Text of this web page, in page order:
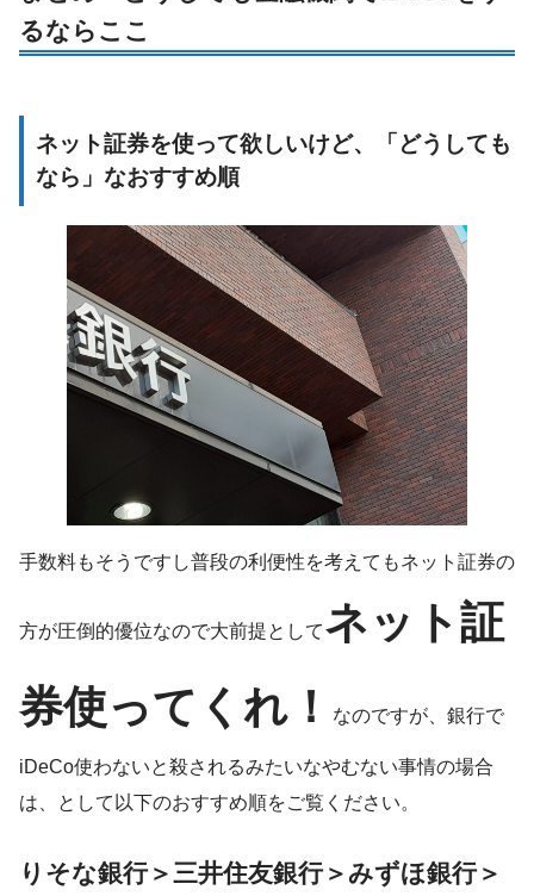
るならここ
ネット証券を使って欲しいけど、「どうしても
なら」なおすすめ順
手数料もそうですし普段の利便性を考えてもネット証券の
方が圧倒的優位なので大前提としてネット証
券使ってくれ！
なのですが、銀行で
iDeCo使わないと殺されるみたいなやむない事情の場合
は、として以下のおすすめ順をご覧ください。
りそな銀行＞三井住友銀行＞みずほ銀行＞